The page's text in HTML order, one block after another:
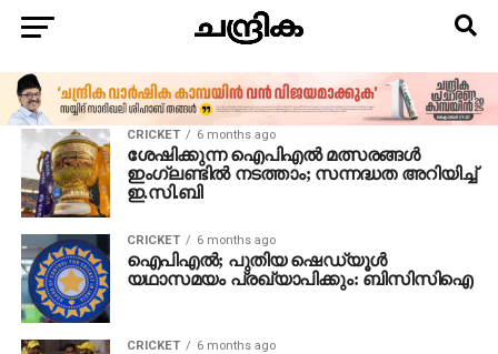
CRICKET 6 months ago
ശേഷിക്കുന്ന ഐപിഎല്‍ മത്സരങ്ങള്‍
ഇംഗ്ലണ്ടില്‍ നടത്താം; സന്നദ്ധത അറിയിച്ച്
ഇ.സി.ബി
CRICKET 6 months ago
ഐപിഎല്‍; പുതിയ ഷെഡ്യൂള്‍
യഥാസമയം പ്രഖ്യാപിക്കും: ബിസിസിഐ
CRICKET 6 months ago